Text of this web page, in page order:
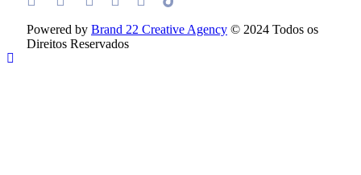
Powered by Brand 22 Creative Agency © 2024 Todos os
Direitos Reservados